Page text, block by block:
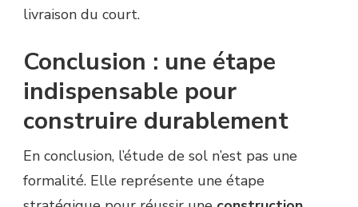
livraison du court.
Conclusion : une étape
indispensable pour
construire durablement
En conclusion, l’étude de sol n’est pas une
formalité. Elle représente une étape